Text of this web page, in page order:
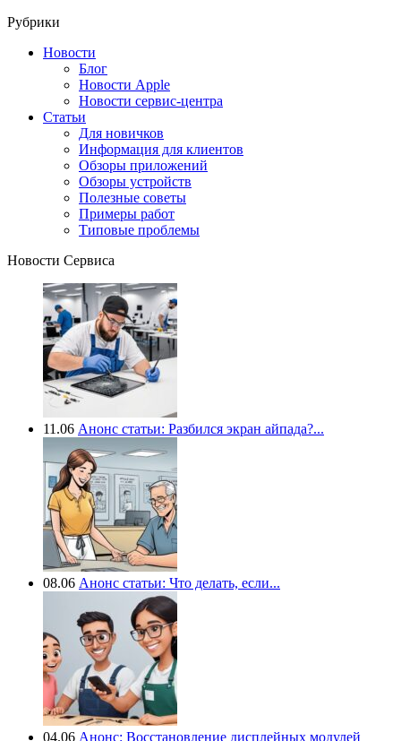
Рубрики
Новости
Блог
Новости Apple
Новости сервис-центра
Статьи
Для новичков
Информация для клиентов
Обзоры приложений
Обзоры устройств
Полезные советы
Примеры работ
Типовые проблемы
Новости Сервиса
11.06 Анонс статьи: Разбился экран айпада?...
08.06 Анонс статьи: Что делать, если...
04.06 Анонс: Восстановление дисплейных модулей